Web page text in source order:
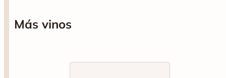
La Planta (2021), Arzuaga Crianza (2020), Arzuaga Reserva
Más vinos